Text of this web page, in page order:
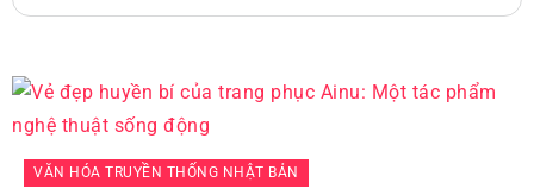
VĂN HÓA TRUYỀN THỐNG NHẬT BẢN